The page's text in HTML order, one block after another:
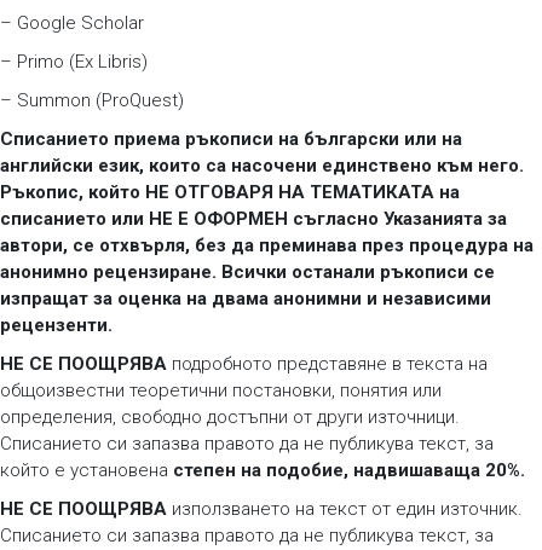
– Google Scholar
– Primo (Ex Libris)
– Summon (ProQuest)
Списанието приема ръкописи на български или на
английски език, които са насочени единствено към него.
Ръкопис, който НЕ ОТГОВАРЯ НА ТЕМАТИКАТА на
списанието или НЕ Е ОФОРМЕН съгласно Указанията за
автори, се отхвърля, без да преминава през процедура на
анонимно рецензиране. Всички останали ръкописи се
изпращат за оценка на двама анонимни и независими
рецензенти.
НЕ СЕ ПООЩРЯВА подробното представяне в текста на
общоизвестни теоретични постановки, понятия или
определения, свободно достъпни от други източници.
Списанието си запазва правото да не публикува текст, за
който е установена степен на подобие, надвишаваща 20%.
НЕ СЕ ПООЩРЯВА използването на текст от един източник.
Списанието си запазва правото да не публикува текст, за